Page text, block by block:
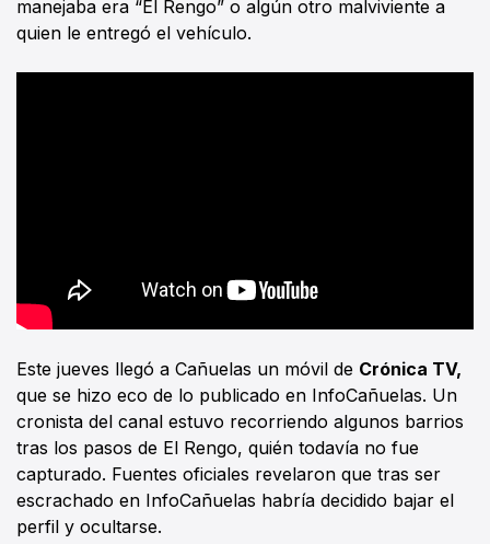
manejaba era “El Rengo” o algún otro malviviente a
quien le entregó el vehículo.
Este jueves llegó a Cañuelas un móvil de Crónica TV,
que se hizo eco de lo publicado en InfoCañuelas. Un
cronista del canal estuvo recorriendo algunos barrios
tras los pasos de El Rengo, quién todavía no fue
capturado. Fuentes oficiales revelaron que tras ser
escrachado en InfoCañuelas habría decidido bajar el
perfil y ocultarse.